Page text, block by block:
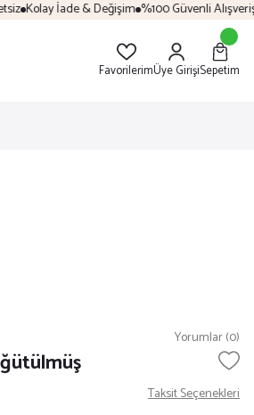
Kolay İade & Değişim %100 Güvenli Alışveriş
FavorilerimÜye GirişiSepetim
Yorumlar (0)
Taksit Seçenekleri